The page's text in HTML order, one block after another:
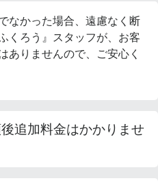
なかった場合、遠慮なく断
くろう』スタッフが、お客
ありませんので、ご安心く
追加料金はかかりませ